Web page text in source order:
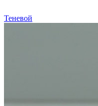
Теневой